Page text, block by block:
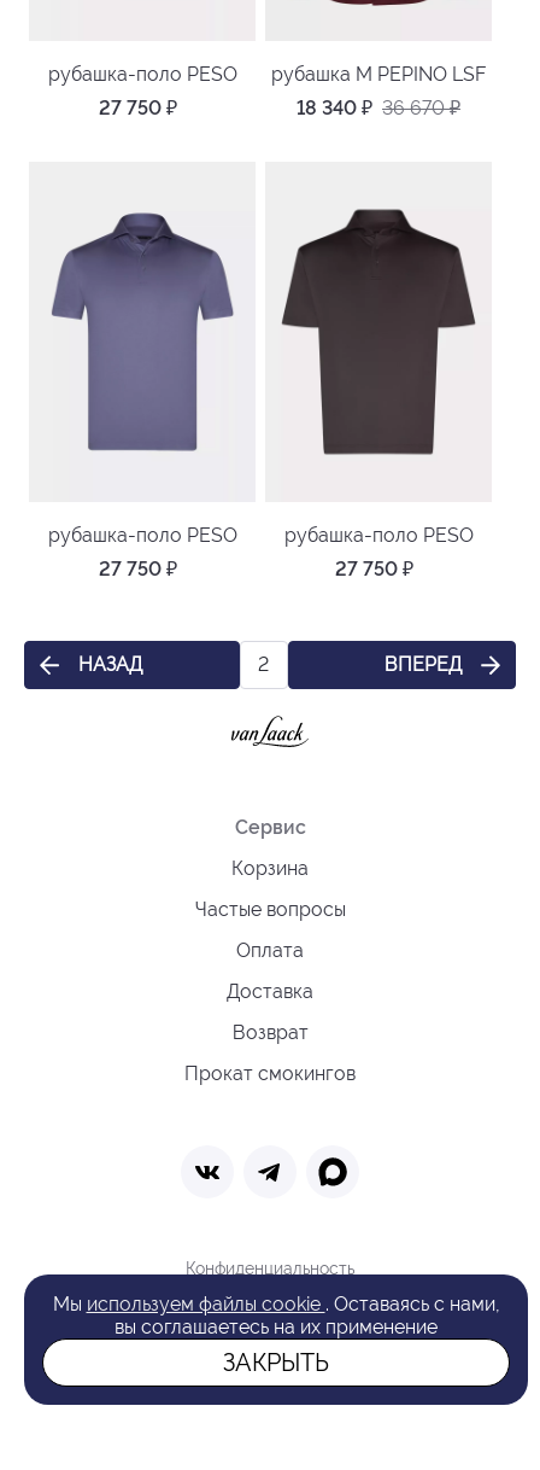
рубашка-поло PESO
27 750 ₽
рубашка M PEPINO LSF
18 340 ₽ 36 670₽
рубашка-поло PESO
27 750 ₽
рубашка-поло PESO
27 750 ₽
НАЗАД 2 ВПЕРЕД
Сервис
Корзина
Частые вопросы
Оплата
Доставка
Возврат
Прокат смокингов
Конфиденциальность
Политика обработки cookie
Оферта
Поиск
© 2026 VAN LAACK
Мы используем файлы cookie . Оставаясь с нами,
вы соглашаетесь на их применение
ЗАКРЫТЬ